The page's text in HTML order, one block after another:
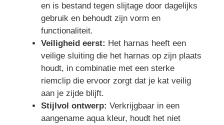
en is bestand tegen slijtage door dagelijks
gebruik en behoudt zijn vorm en
functionaliteit.
Veiligheid eerst: Het harnas heeft een
veilige sluiting die het harnas op zijn plaats
houdt, in combinatie met een sterke
riemclip die ervoor zorgt dat je kat veilig
aan je zijde blijft.
Stijlvol ontwerp: Verkrijgbaar in een
aangename aqua kleur, houdt het niet